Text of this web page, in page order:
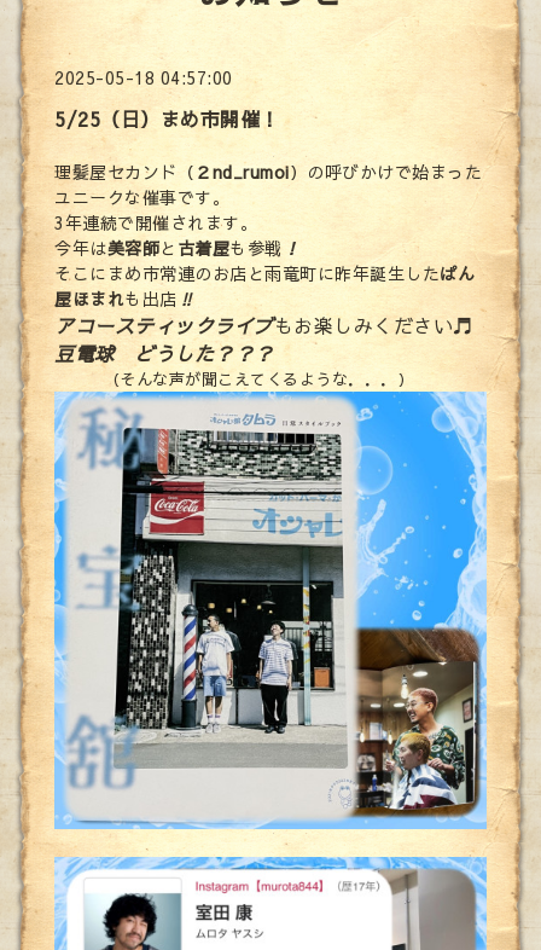
2025-05-18 04:57:00
5/25（日）まめ市開催！
理髪屋セカンド（ ２nd_rumoi）の呼びかけで始まった
ユニークな催事です。
3年連続で開催されます。
今年は美容師と 古着屋も参戦 ！
そこにまめ市常連のお店と雨竜町に昨年誕生したぱん
屋ほまれも出店 ‼
アコースティックライブもお楽しみください♬
豆電球 どうした？？？
（そんな声が聞こえてくるような．．．）